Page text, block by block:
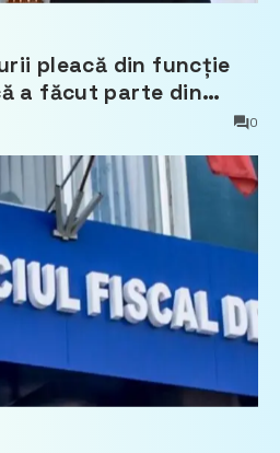
pleacă din funcție
a făcut parte din
0